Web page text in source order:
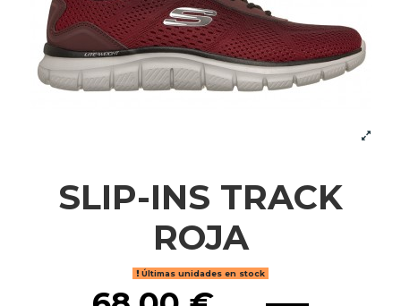
SLIP-INS TRACK
ROJA
Últimas unidades en stock